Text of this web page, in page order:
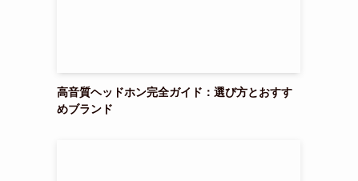
高音質ヘッドホン完全ガイド：選び方とおすす
めブランド